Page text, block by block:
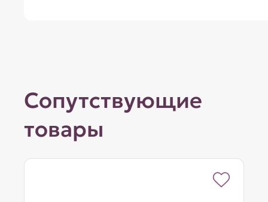
Сопутствующие
товары